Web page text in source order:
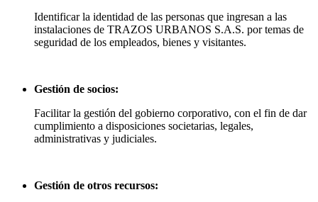
Identificar la identidad de las personas que ingresan a las
instalaciones de TRAZOS URBANOS S.A.S. por temas de
seguridad de los empleados, bienes y visitantes.
Gestión de socios:
Facilitar la gestión del gobierno corporativo, con el fin de dar
cumplimiento a disposiciones societarias, legales,
administrativas y judiciales.
Gestión de otros recursos: